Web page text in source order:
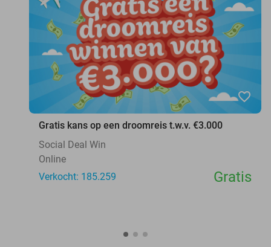
favorite_border
Gratis kans op een droomreis t.w.v. €3.000
Social Deal Win
Online
Verkocht: 185.259
Gratis